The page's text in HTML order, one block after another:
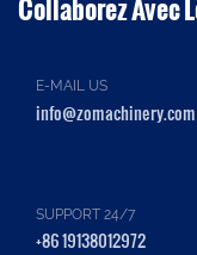
Collaborez Avec
E-MAIL US
info@zomachinery.com
SUPPORT 24/7
+86 19138012972